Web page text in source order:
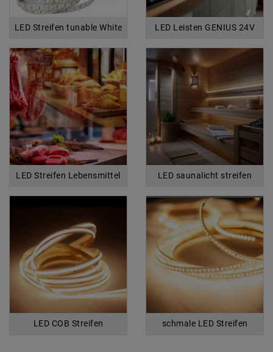
LED Streifen tunable White LED Leisten GENIUS 24V
LED Streifen Lebensmittel LED saunalicht streifen
LED COB Streifen schmale LED Streifen